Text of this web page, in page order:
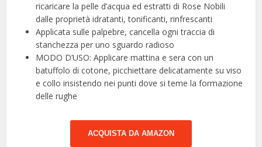
ricaricare la pelle d’acqua ed estratti di Rose Nobili
dalle proprietà idratanti, tonificanti, rinfrescanti
Applicata sulle palpebre, cancella ogni traccia di
stanchezza per uno sguardo radioso
MODO D’USO: Applicare mattina e sera con un
batuffolo di cotone, picchiettare delicatamente su viso
e collo insistendo nei punti dove si teme la formazione
delle rughe
ACQUISTA DA AMAZON